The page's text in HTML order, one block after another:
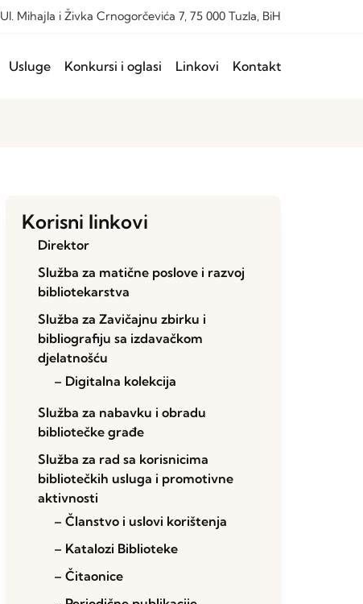
Ul. Mihajla i Živka Crnogorčevića 7, 75 000 Tuzla, BiH
Usluge Konkursi i oglasi Linkovi Kontakt
Korisni linkovi
Direktor
Služba za matične poslove i razvoj
bibliotekarstva
Služba za Zavičajnu zbirku i
bibliografiju sa izdavačkom
djelatnošću
– Digitalna kolekcija
Služba za nabavku i obradu
bibliotečke građe
Služba za rad sa korisnicima
bibliotečkih usluga i promotivne
aktivnosti
– Članstvo i uslovi korištenja
– Katalozi Biblioteke
– Čitaonice